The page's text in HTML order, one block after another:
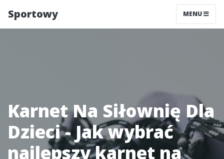
Sportowy MENU
Karnet Na Siłownię Dla
Dzieci - Jak wybrać
najlepszy karnet na